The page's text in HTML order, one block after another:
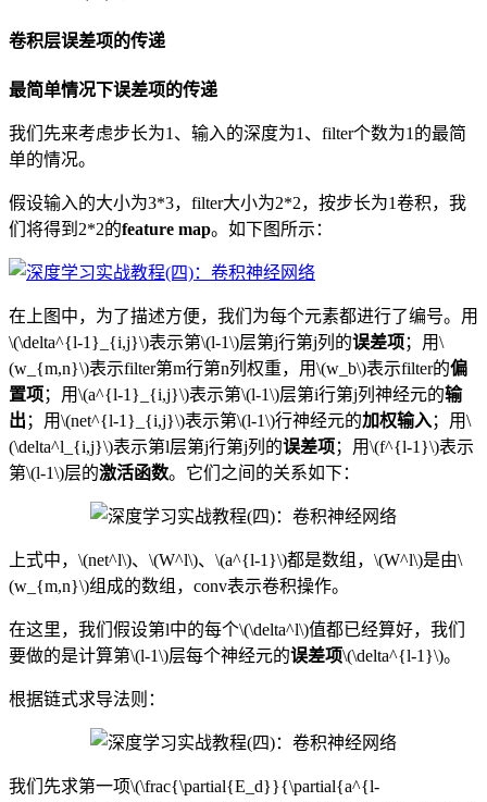
卷积层误差项的传递
最简单情况下误差项的传递
我们先来考虑步长为1、输入的深度为1、filter个数为1的最简
单的情况。
假设输入的大小为3*3，filter大小为2*2，按步长为1卷积，我
们将得到2*2的feature map。如下图所示：
在上图中，为了描述方便，我们为每个元素都进行了编号。用
\(\delta^{l-1}_{i,j}\)表示第\(l-1\)层第j行第j列的误差项 ；用\
(w_{m,n}\)表示filter第m行第n列权重，用\(w_b\)表示filter的偏
置项 ；用\(a^{l-1}_{i,j}\)表示第\(l-1\)层第i行第j列神经元的输
出 ；用\(net^{l-1}_{i,j}\)表示第\(l-1\)行神经元的加权输入；用\
(\delta^l_{i,j}\)表示第l层第j行第j列的误差项 ；用\(f^{l-1}\)表示
第\(l-1\)层的激活函数。它们之间的关系如下：
上式中，\(net^l\)、\(W^l\)、\(a^{l-1}\)都是数组，\(W^l\)是由\
(w_{m,n}\)组成的数组，conv表示卷积操作。
在这里，我们假设第l中的每个\(\delta^l\)值都已经算好，我们
要做的是计算第\(l-1\)层每个神经元的误差项\(\delta^{l-1}\)。
根据链式求导法则：
我们先求第一项\(\frac{\partial{E_d}}{\partial{a^{l-